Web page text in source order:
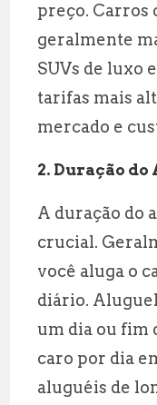
preço. Carros
geralmente
SUVs de luxo
tarifas mais
mercado e
2. Duração do
A duração do
crucial.
você aluga o
diário.
um dia ou fim
caro por dia
aluguéis de